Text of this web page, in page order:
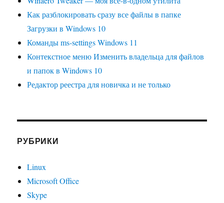
Как разблокировать сразу все файлы в папке
Загрузки в Windows 10
Команды ms-settings Windows 11
Контекстное меню Изменить владельца для файлов
и папок в Windows 10
Редактор реестра для новичка и не только
РУБРИКИ
Linux
Microsoft Office
Skype